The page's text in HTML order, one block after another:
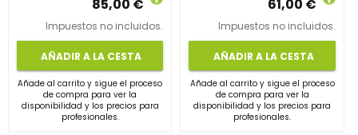
85,00 €
Impuestos no incluidos.
AÑADIR A LA CESTA
Añade al carrito y sigue el proceso
de compra para ver la
disponibilidad y los precios para
profesionales.
61,00 €
Impuestos no incluidos.
AÑADIR A LA CESTA
Añade al carrito y sigue el proceso
de compra para ver la
disponibilidad y los precios para
profesionales.